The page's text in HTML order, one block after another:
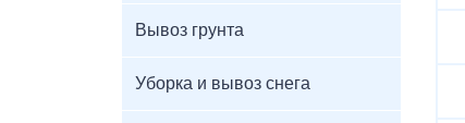
Вывоз грунта
Уборка и вывоз снега